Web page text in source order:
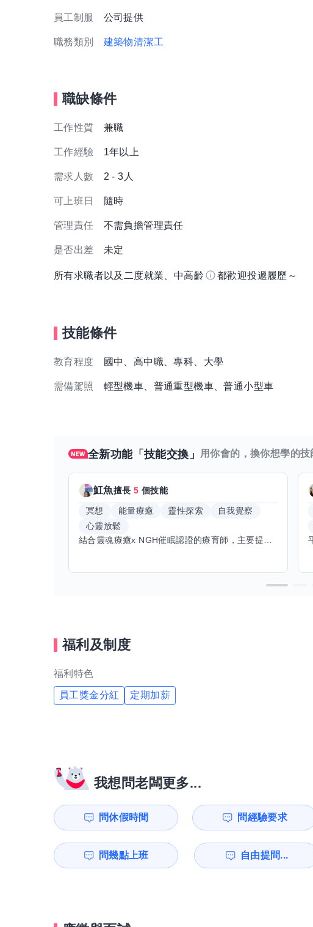
員工制服 公司提供
職務類別 建築物清潔工
職缺條件
工作性質 兼職
工作經驗 1年以上
需求人數 2 - 3人
可上班日 隨時
管理責任 不需負擔管理責任
是否出差 未定
所有求職者以及二度就業、中高齡 都歡迎投遞履歷～
技能條件
教育程度 國中、高中職、專科、大學
需備駕照 輕型機車、普通重型機車、普通小型車
全新功能「技能交換」 用你會的，換你想學的技
魟魚擅長5 個技能
冥想 能量療癒 靈性探索
自我覺察
心靈放鬆
結合靈魂療癒x NGH催眠認證的療育師，主要提供潛意識探索和靈魂導向的催眠療育。你會全程100%清醒跟我對話。
福利及制度
福利特色
員工獎金分紅 定期加薪
我想問老闆更多...
問休假時間 問經驗要求
問幾點上班 自由提問...